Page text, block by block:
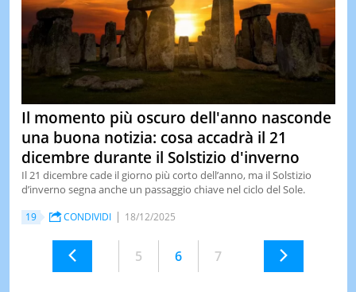
Il momento più oscuro dell'anno nasconde
una buona notizia: cosa accadrà il 21
dicembre durante il Solstizio d'inverno
Il 21 dicembre cade il giorno più corto dell’anno, ma il Solstizio
d’inverno segna anche un passaggio chiave nel ciclo del Sole.
19 CONDIVIDI 18/12/2025
5 6 7